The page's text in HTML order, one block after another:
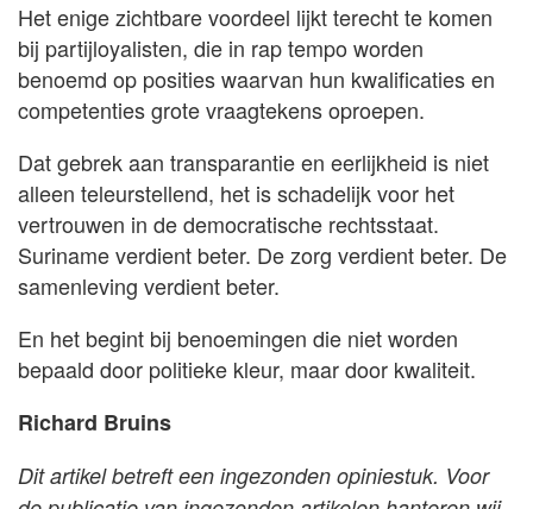
Het enige zichtbare voordeel lijkt terecht te komen
bij partijloyalisten, die in rap tempo worden
benoemd op posities waarvan hun kwalificaties en
competenties grote vraagtekens oproepen.
Dat gebrek aan transparantie en eerlijkheid is niet
alleen teleurstellend, het is schadelijk voor het
vertrouwen in de democratische rechtsstaat.
Suriname verdient beter. De zorg verdient beter. De
samenleving verdient beter.
En het begint bij benoemingen die niet worden
bepaald door politieke kleur, maar door kwaliteit.
Richard Bruins
Dit artikel betreft een ingezonden opiniestuk. Voor